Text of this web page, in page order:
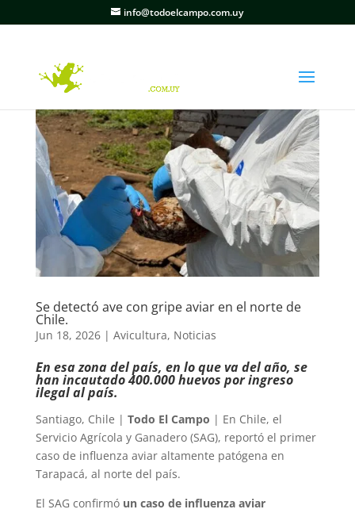
info@todoelcampo.com.uy
Se detectó ave con gripe aviar en el norte de
Chile.
Jun 18, 2026| Avicultura, Noticias
En esa zona del país, en lo que va del año, se
han incautado 400.000 huevos por ingreso
ilegal al país.
Santiago, Chile | Todo El Campo | En Chile, el
Servicio Agrícola y Ganadero (SAG), reportó el primer
caso de influenza aviar altamente patógena en
Tarapacá, al norte del país.
El SAG confirmó un caso de influenza aviar